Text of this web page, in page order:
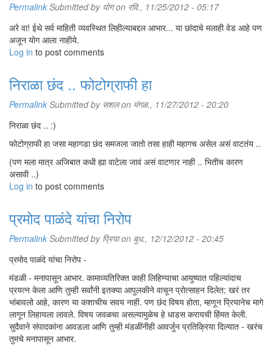
Permalink Submitted by योगon रवि., 11/25/2012 - 05:17
अरे वा! ईथे सर्व माहिती व्यवस्थित लिहील्याबद्दल आभार... या छांदाचे मलाही वेड आहे पण
अजून योग आला नाहीये.
Log in to post comments
निराळा छंद .. फोटोग्राफी हा
Permalink Submitted by सशलon मंगळ., 11/27/2012 - 20:20
निराळा छंद .. :)
फोटोग्राफी हा जसा महागडा छंद समजला जातो तसा हाही महागच असेल असं वाटतंय ..
(पण मला मात्र अजिबात कधी ह्या वाटेला जावं असं वाटणार नाही .. भितीच कारण
असावी ..)
Log in to post comments
प्रमोद पाळंदे यांचा निरोप
Permalink Submitted by प्रियाon बुध., 12/12/2012 - 20:45
प्रमोद पाळंदे यांचा निरोप -
मंडळी - मनापासून आभार. कामाव्यतिरिक्त काही लिहिण्याचा आयुष्यात पहिल्यांदाच
प्रयत्न केला आणि तुम्ही सर्वांनी इतक्या आपुलकीने वाचून प्रोत्साहन दिलेत; खरं तर
भांबावलो आहे, कारण या कशाचीच सवय नाही. पण छंद विषय होता, म्हणून प्रियानेच मागे
लागून लिहायला लावले. विषय जवळचा असल्यामुळेच हे धाडस करायची हिंमत केली.
सुदैवाने संपादकांना आवडला आणि तुम्ही मंडळींनीही आवर्जुन प्रतिक्रिया दिल्यात - खरंच
तुमचे मनापासून आभार.